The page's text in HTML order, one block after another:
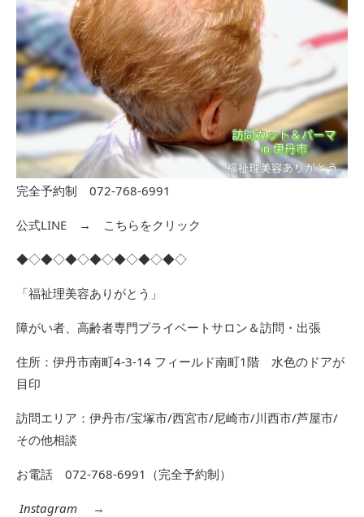
完全予約制 072-768-6991
公式LINE → こちらをクリック
◆◇◆◇◆◇◆◇◆◇◆◇◆◇
「福祉理美容ありがとう」
障がい者、高齢者専門プライベートサロン＆訪問・出張
住所：伊丹市南町4-3-14 フィールド南町1階 水色のドアが
目印
訪問エリア：伊丹市/宝塚市/西宮市/尼崎市/川西市/芦屋市/
その他相談
お電話 072-768-6991（完全予約制）
Instagram →